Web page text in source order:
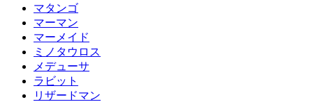
マタンゴ
マーマン
マーメイド
ミノタウロス
メデューサ
ラビット
リザードマン